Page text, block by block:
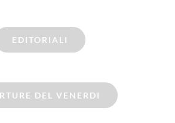
EDITORIALI
DEL VENERDI